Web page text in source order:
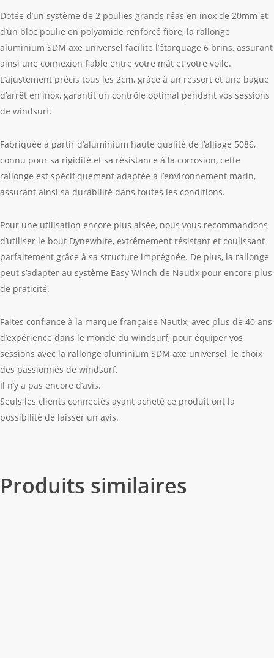
Dotée d’un système de 2 poulies grands réas en inox de 20mm et
d’un bloc poulie en polyamide renforcé fibre, la rallonge
aluminium SDM axe universel facilite l’étarquage 6 brins, assurant
ainsi une connexion fiable entre votre mât et votre voile.
L’ajustement précis tous les 2cm, grâce à un ressort et une bague
d’arrêt en inox, garantit un contrôle optimal pendant vos sessions
de windsurf.
Fabriquée à partir d’aluminium haute qualité de l’alliage 5086,
connu pour sa rigidité et sa résistance à la corrosion, cette
rallonge est spécifiquement adaptée à l’environnement marin,
assurant ainsi sa durabilité dans toutes les conditions.
Pour une utilisation encore plus aisée, nous vous recommandons
d’utiliser le bout Dynewhite, extrêmement résistant et coulissant
parfaitement grâce à sa structure imprégnée. De plus, la rallonge
peut s’adapter au système Easy Winch de Nautix pour encore plus
de praticité.
Faites confiance à la marque française Nautix, avec plus de 40 ans
d’expérience dans le monde du windsurf, pour équiper vos
sessions avec la rallonge aluminium SDM axe universel, le choix
des passionnés de windsurf.
Il n’y a pas encore d’avis.
Seuls les clients connectés ayant acheté ce produit ont la
possibilité de laisser un avis.
Produits similaires